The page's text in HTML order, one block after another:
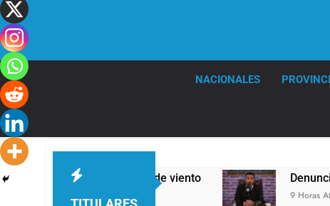
NACIONALES
y fuertes ráfagas de viento Denunciaron
9 Horas Atrás